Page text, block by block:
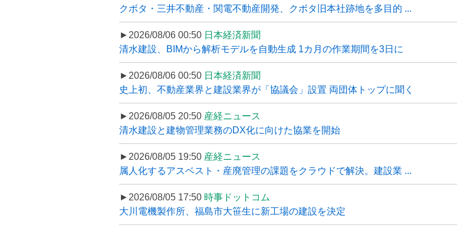
クボタ・三井不動産・関電不動産開発、クボタ旧本社跡地を多目的 ...
►2026/08/06 00:50 日本経済新聞
清水建設、BIMから解析モデルを自動生成 1カ月の作業期間を3日に
►2026/08/06 00:50 日本経済新聞
史上初、不動産業界と建設業界が「協議会」設置 両団体トップに聞く
►2026/08/05 20:50 産経ニュース
清水建設と建物管理業務のDX化に向けた協業を開始
►2026/08/05 19:50 産経ニュース
属人化するアスベスト・産廃管理の課題をクラウドで解決。建設業 ...
►2026/08/05 17:50 時事ドットコム
大川電機製作所、福島市大笹生に新工場の建設を決定